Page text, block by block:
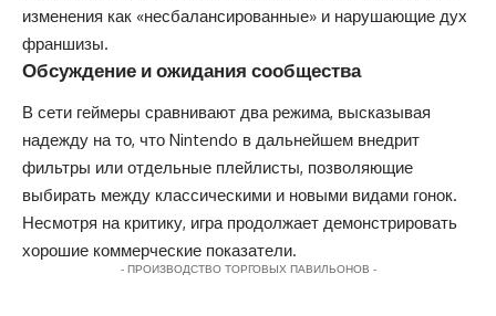
изменения как «несбалансированные» и нарушающие дух
франшизы.
Обсуждение и ожидания сообщества
В сети геймеры сравнивают два режима, высказывая
надежду на то, что Nintendo в дальнейшем внедрит
фильтры или отдельные плейлисты, позволяющие
выбирать между классическими и новыми видами гонок.
Несмотря на критику, игра продолжает демонстрировать
хорошие коммерческие показатели.
- ПРОИЗВОДСТВО ТОРГОВЫХ ПАВИЛЬОНОВ -